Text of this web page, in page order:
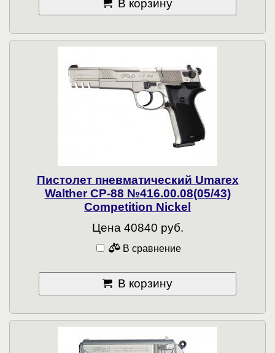
В корзину
Пистолет пневматический Umarex
Walther CP-88 №416.00.08(05/43)
Competition Nickel
Цена 40840 руб.
В сравнение
В корзину